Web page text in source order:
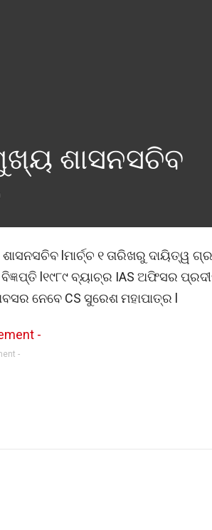
ଶାସନସଚିବ
lମାର୍ଚ୍ଚ ୧ ତାରିଖରୁ ଦାୟିତ୍ୱ
l୧୯୮୯ ବ୍ୟାଚ୍‌ର IAS ଅଫିସର
ନେବେ CS ସୁରେଶ ମହାପାତ୍ର l
-